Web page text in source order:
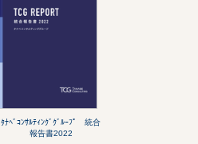
ﾀﾅﾍﾞｺﾝｻﾙﾃｨﾝｸﾞｸﾞﾙｰﾌﾟ 統合
報告書2022